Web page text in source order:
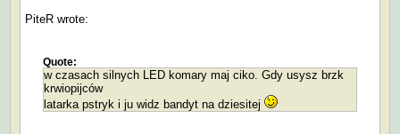
PiteR wrote:
Quote:
w czasach silnych LED komary maj ciko. Gdy usysz brzk
krwiopijców
latarka pstryk i ju widz bandyt na dziesitej